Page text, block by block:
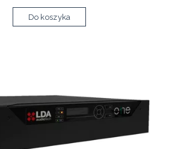
Do koszyka